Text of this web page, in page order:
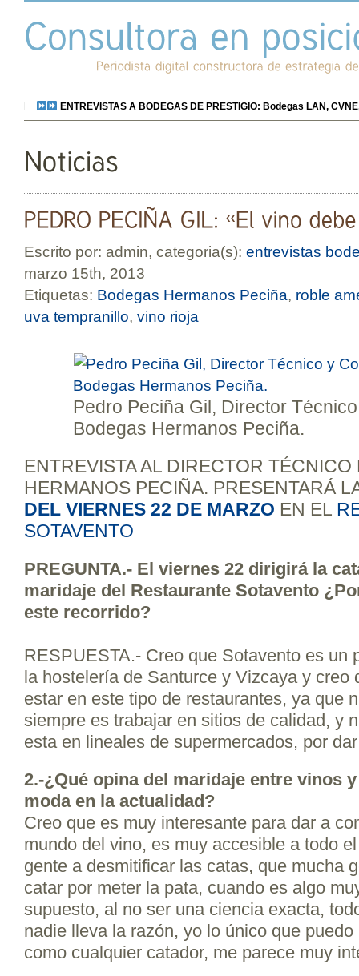
ENTREVISTAS A BODEGAS DE PRESTIGIO: Bodegas LAN,
Escrito por: admin, categoria(s): entrevistas
marzo 15th, 2013
Etiquetas: Bodegas Hermanos Peciña, roble
uva tempranillo, vino rioja
Pedro Peciña Gil, Director
Bodegas Hermanos Peciña.
ENTREVISTA AL DIRECTOR TÉCNICO
HERMANOS PECIÑA. PRESENTARÁ
DEL VIERNES 22 DE MARZO EN EL
SOTAVENTO
PREGUNTA.- El viernes 22 dirigirá la
maridaje del Restaurante Sotavento
este recorrido?
RESPUESTA.- Creo que Sotavento es un
la hostelería de Santurce y Vizcaya y creo
estar en este tipo de restaurantes, ya que
siempre es trabajar en sitios de calidad, y
esta en lineales de supermercados, por
2.-¿Qué opina del maridaje entre vinos
moda en la actualidad?
Creo que es muy interesante para dar a
mundo del vino, es muy accesible a todo
gente a desmitificar las catas, que mucha
catar por meter la pata, cuando es algo
supuesto, al no ser una ciencia exacta,
nadie lleva la razón, yo lo único que
como cualquier catador, me parece muy